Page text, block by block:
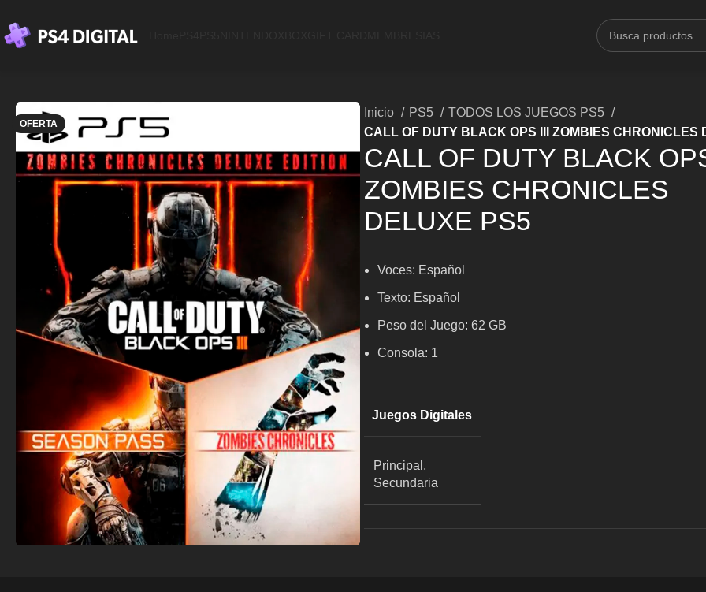
OFERTA
Inicio PS5
TODOS LOS JUEGOS PS5
CALL OF DUTY BLACK OPS III ZOMBIES CHRONICLES
CALL OF DUTY BLACK
ZOMBIES CHRONICLES
DELUXE PS5
Voces: Español
Texto: Español
Peso del Juego: 62 GB
Consola: 1
Juegos Digitales
Principal,
Secundaria